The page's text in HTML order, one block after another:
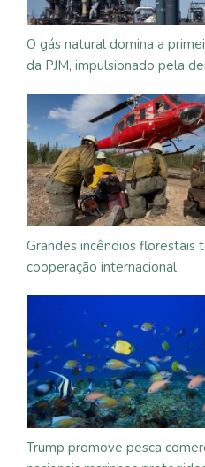
O gás natural domina a
da PJM, impulsionado pela
Grandes incêndios florestais
cooperação internacional
Trump promove pesca